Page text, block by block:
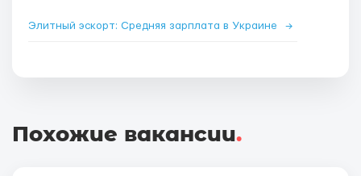
Элитный эскорт: Средняя зарплата в Украине →
Похожие вакансии.